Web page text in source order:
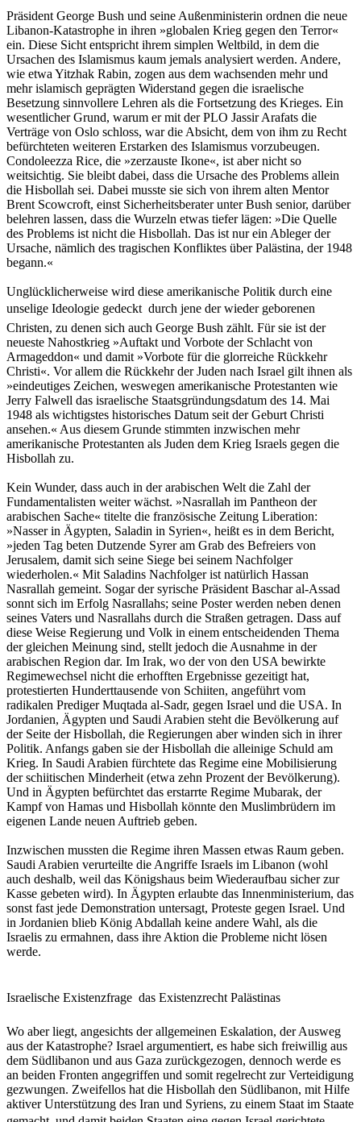
Präsident George Bush und seine Außenministerin ordnen die neue
Libanon-Katastrophe in ihren »globalen Krieg gegen den Terror«
ein. Diese Sicht entspricht ihrem simplen Weltbild, in dem die
Ursachen des Islamismus kaum jemals analysiert werden. Andere,
wie etwa Yitzhak Rabin, zogen aus dem wachsenden mehr und
mehr islamisch geprägten Widerstand gegen die israelische
Besetzung sinnvollere Lehren als die Fortsetzung des Krieges. Ein
wesentlicher Grund, warum er mit der PLO Jassir Arafats die
Verträge von Oslo schloss, war die Absicht, dem von ihm zu Recht
befürchteten weiteren Erstarken des Islamismus vorzubeugen.
Condoleezza Rice, die »zerzauste Ikone«, ist aber nicht so
weitsichtig. Sie bleibt dabei, dass die Ursache des Problems allein
die Hisbollah sei. Dabei musste sie sich von ihrem alten Mentor
Brent Scowcroft, einst Sicherheitsberater unter Bush senior, darüber
belehren lassen, dass die Wurzeln etwas tiefer lägen: »Die Quelle
des Problems ist nicht die Hisbollah. Das ist nur ein Ableger der
Ursache, nämlich des tragischen Konfliktes über Palästina, der 1948
begann.«
Unglücklicherweise wird diese amerikanische Politik durch eine
unselige Ideologie gedeckt  durch jene der wieder geborenen
Christen, zu denen sich auch George Bush zählt. Für sie ist der
neueste Nahostkrieg »Auftakt und Vorbote der Schlacht von
Armageddon« und damit »Vorbote für die glorreiche Rückkehr
Christi«. Vor allem die Rückkehr der Juden nach Israel gilt ihnen als
»eindeutiges Zeichen, weswegen amerikanische Protestanten wie
Jerry Falwell das israelische Staatsgründungsdatum des 14. Mai
1948 als wichtigstes historisches Datum seit der Geburt Christi
ansehen.« Aus diesem Grunde stimmten inzwischen mehr
amerikanische Protestanten als Juden dem Krieg Israels gegen die
Hisbollah zu.
Kein Wunder, dass auch in der arabischen Welt die Zahl der
Fundamentalisten weiter wächst. »Nasrallah im Pantheon der
arabischen Sache« titelte die französische Zeitung Liberation:
»Nasser in Ägypten, Saladin in Syrien«, heißt es in dem Bericht,
»jeden Tag beten Dutzende Syrer am Grab des Befreiers von
Jerusalem, damit sich seine Siege bei seinem Nachfolger
wiederholen.« Mit Saladins Nachfolger ist natürlich Hassan
Nasrallah gemeint. Sogar der syrische Präsident Baschar al-Assad
sonnt sich im Erfolg Nasrallahs; seine Poster werden neben denen
seines Vaters und Nasrallahs durch die Straßen getragen. Dass auf
diese Weise Regierung und Volk in einem entscheidenden Thema
der gleichen Meinung sind, stellt jedoch die Ausnahme in der
arabischen Region dar. Im Irak, wo der von den USA bewirkte
Regimewechsel nicht die erhofften Ergebnisse gezeitigt hat,
protestierten Hunderttausende von Schiiten, angeführt vom
radikalen Prediger Muqtada al-Sadr, gegen Israel und die USA. In
Jordanien, Ägypten und Saudi Arabien steht die Bevölkerung auf
der Seite der Hisbollah, die Regierungen aber winden sich in ihrer
Politik. Anfangs gaben sie der Hisbollah die alleinige Schuld am
Krieg. In Saudi Arabien fürchtete das Regime eine Mobilisierung
der schiitischen Minderheit (etwa zehn Prozent der Bevölkerung).
Und in Ägypten befürchtet das erstarrte Regime Mubarak, der
Kampf von Hamas und Hisbollah könnte den Muslimbrüdern im
eigenen Lande neuen Auftrieb geben.
Inzwischen mussten die Regime ihren Massen etwas Raum geben.
Saudi Arabien verurteilte die Angriffe Israels im Libanon (wohl
auch deshalb, weil das Königshaus beim Wiederaufbau sicher zur
Kasse gebeten wird). In Ägypten erlaubte das Innenministerium, das
sonst fast jede Demonstration untersagt, Proteste gegen Israel. Und
in Jordanien blieb König Abdallah keine andere Wahl, als die
Israelis zu ermahnen, dass ihre Aktion die Probleme nicht lösen
werde.
Israelische Existenzfrage  das Existenzrecht Palästinas
Wo aber liegt, angesichts der allgemeinen Eskalation, der Ausweg
aus der Katastrophe? Israel argumentiert, es habe sich freiwillig aus
dem Südlibanon und aus Gaza zurückgezogen, dennoch werde es
an beiden Fronten angegriffen und somit regelrecht zur Verteidigung
gezwungen. Zweifellos hat die Hisbollah den Südlibanon, mit Hilfe
aktiver Unterstützung des Iran und Syriens, zu einem Staat im Staate